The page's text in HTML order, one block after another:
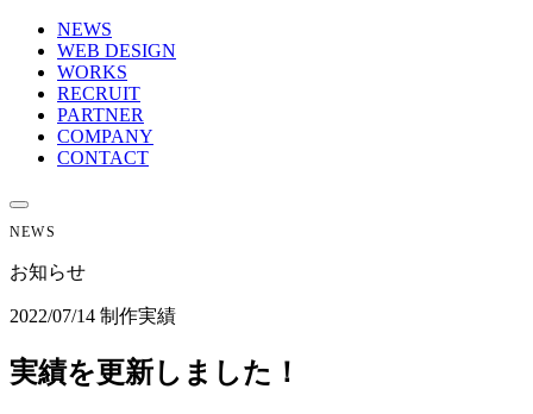
NEWS
WEB DESIGN
WORKS
RECRUIT
PARTNER
COMPANY
CONTACT
NEWS
お知らせ
2022/07/14 制作実績
実績を更新しました！